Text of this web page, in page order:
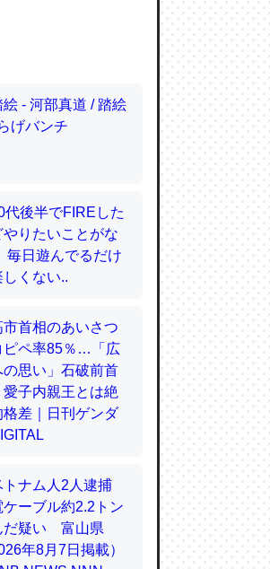
でいう「ずっと前
ばするほど分かり
る新仮説
方が拮抗してるので
シウムを使わずキ
る新仮説
てるんだな…。腹足